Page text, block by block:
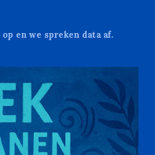
en we spreken data af.